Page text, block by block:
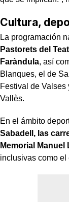
Cultura,
La programación
Pastorets del
Faràndula, así
Blanques, el de
Festival de Valses
Vallès.
En el ámbito
Sabadell, las
Memorial
inclusivas como el